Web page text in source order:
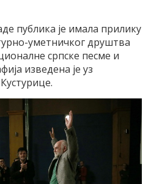
публика је имала прилику
уметничког друштва
српске песме и
изведена је уз